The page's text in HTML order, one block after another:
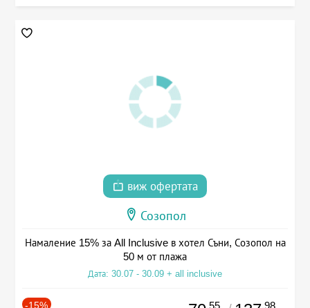
виж офертата
Созопол
Намаление 15% за All Inclusive в хотел Съни, Созопол на
50 м от плажа
Дата: 30.07 - 30.09 + all inclusive
-15% .55 .98